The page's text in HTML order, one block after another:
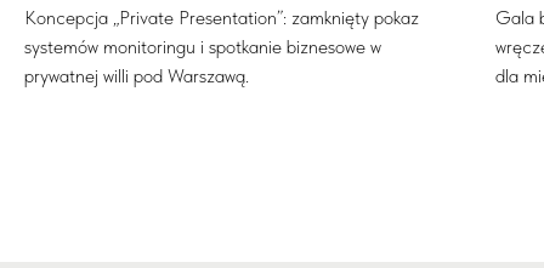
Koncepcja „Private Presentation”: zamknięty pokaz
systemów monitoringu i spotkanie biznesowe w
prywatnej willi pod Warszawą.
Gala
dla